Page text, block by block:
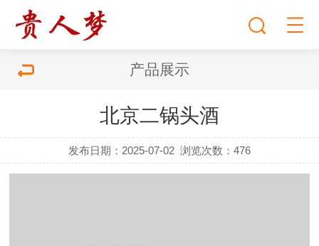
产品展示
北京二锅头酒
发布日期：2025-07-02 浏览次数：476